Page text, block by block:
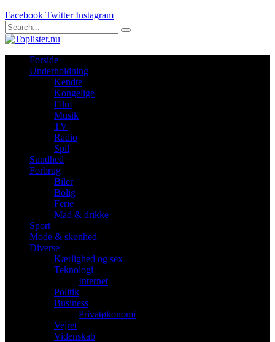
Facebook Twitter Instagram
Forside
Underholdning
Kendte
Kongelige
Film
Musik
TV
Radio
Spil
Sundhed
Forbrug
Biler
Bolig
Ferie
Mad & drikke
Sport
Mode & skønhed
Diverse
Kærlighed og sex
Teknologi
Internet
Politik
Business
Privatøkonomi
Vejret
Videnskab